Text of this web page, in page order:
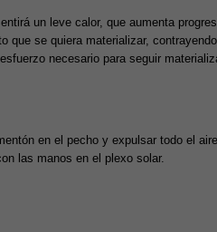
un leve calor, que aumenta
que se quiera materializar,
necesario para seguir
en el pecho y expulsar todo el
las manos en el plexo solar.